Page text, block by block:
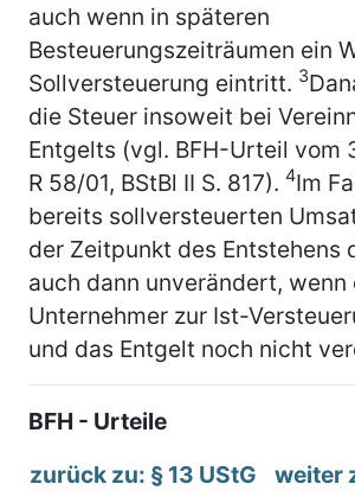
auch wenn in späteren
Besteuerungszeiträumen ein
Sollversteuerung eintritt. 3
die Steuer insoweit bei
Entgelts (vgl. BFH-Urteil vom
R 58/01, BStBl II S. 817). 4Im
bereits sollversteuerten
der Zeitpunkt des Entstehens
auch dann unverändert, wenn
Unternehmer zur Ist-
und das Entgelt noch nicht
BFH - Urteile
zurück zu: § 13 UStG
weiter